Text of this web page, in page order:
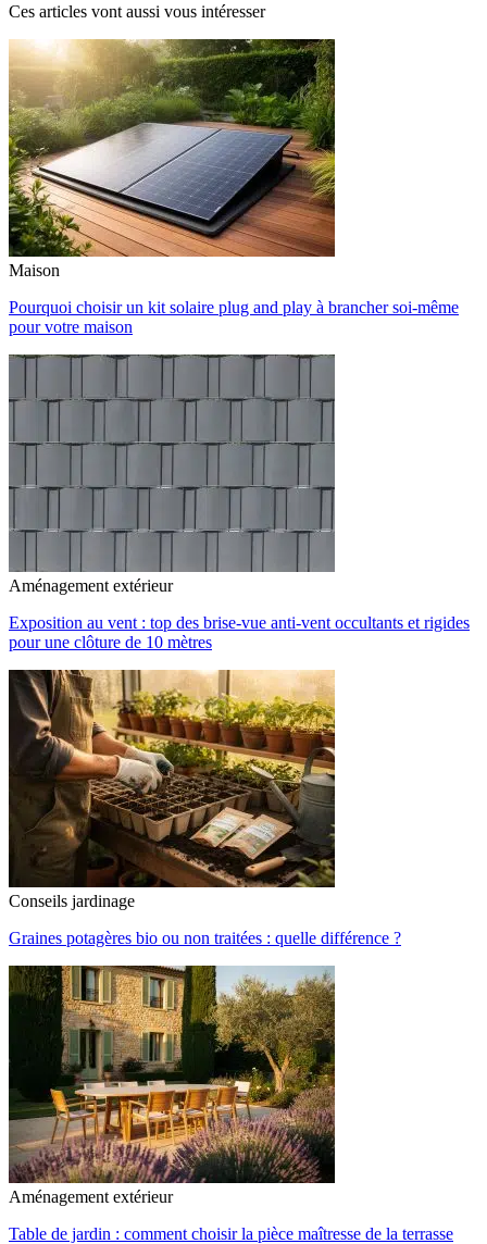
Ces articles vont aussi vous intéresser
Maison
Pourquoi choisir un kit solaire plug and play à brancher soi-même
pour votre maison
Aménagement extérieur
Exposition au vent : top des brise-vue anti-vent occultants et rigides
pour une clôture de 10 mètres
Conseils jardinage
Graines potagères bio ou non traitées : quelle différence ?
Aménagement extérieur
Table de jardin : comment choisir la pièce maîtresse de la terrasse